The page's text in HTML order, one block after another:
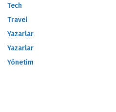
Tech
Travel
Yazarlar
Yazarlar
Yönetim